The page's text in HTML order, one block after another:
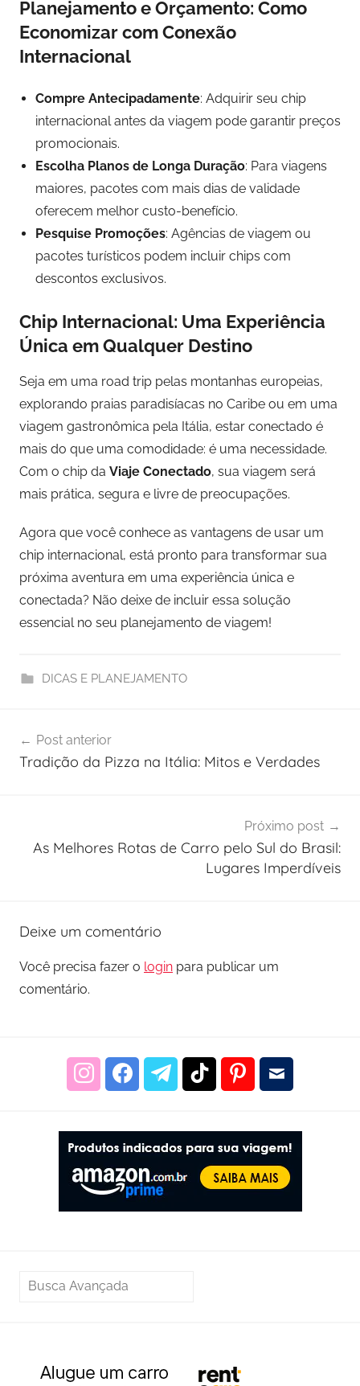
Planejamento e Orçamento: Como
Economizar com Conexão
Internacional
Compre Antecipadamente: Adquirir seu chip
internacional antes da viagem pode garantir preços
promocionais.
Escolha Planos de Longa Duração: Para viagens
maiores, pacotes com mais dias de validade
oferecem melhor custo-benefício.
Pesquise Promoções: Agências de viagem ou
pacotes turísticos podem incluir chips com
descontos exclusivos.
Chip Internacional: Uma Experiência
Única em Qualquer Destino
Seja em uma road trip pelas montanhas europeias,
explorando praias paradisíacas no Caribe ou em uma
viagem gastronômica pela Itália, estar conectado é
mais do que uma comodidade: é uma necessidade.
Com o chip da Viaje Conectado, sua viagem será
mais prática, segura e livre de preocupações.
Agora que você conhece as vantagens de usar um
chip internacional, está pronto para transformar sua
próxima aventura em uma experiência única e
conectada? Não deixe de incluir essa solução
essencial no seu planejamento de viagem!
DICAS E PLANEJAMENTO
de
Post anterior
Tradição da Pizza na Itália: Mitos e Verdades
Próximo post
As Melhores Rotas de Carro pelo Sul do Brasil:
Lugares Imperdíveis
Deixe um comentário
Você precisa fazer o login para publicar um
comentário.
PESQUISAR